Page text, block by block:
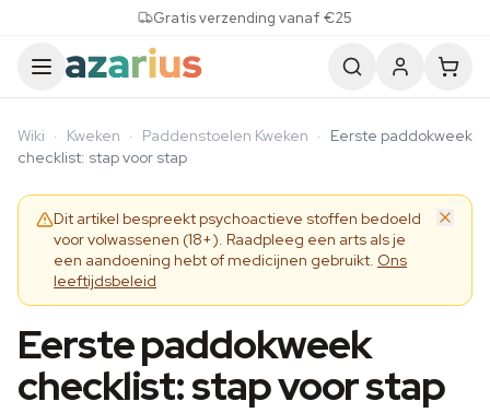
Gratis verzending vanaf €25
Wiki · Kweken · Paddenstoelen Kweken · Eerste paddokweek
checklist: stap voor stap
Dit artikel bespreekt psychoactieve stoffen bedoeld
voor volwassenen (18+). Raadpleeg een arts als je
een aandoening hebt of medicijnen gebruikt. Ons
leeftijdsbeleid
Eerste paddokweek
checklist: stap voor stap